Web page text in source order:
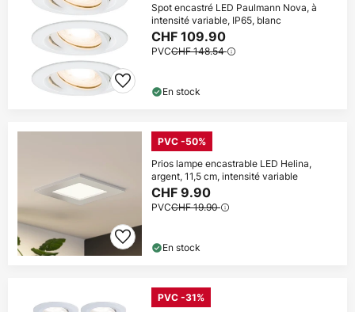
Spot encastré LED Paulmann Nova, à
intensité variable, IP65, blanc
CHF 109.90
PVCCHF 148.54
En stock
PVC -50%
Prios lampe encastrable LED Helina,
argent, 11,5 cm, intensité variable
CHF 9.90
PVCCHF 19.90
En stock
PVC -31%